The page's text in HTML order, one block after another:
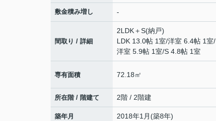
敷金積み増し -
間取り / 詳細
2LDK＋S(納戸)
LDK 13.0帖 1室/洋室 6.4帖 1室/
洋室 5.9帖 1室/S 4.8帖 1室
専有面積 72.18㎡
所在階 / 階建て 2階 / 2階建
築年月 2018年1月(築8年)